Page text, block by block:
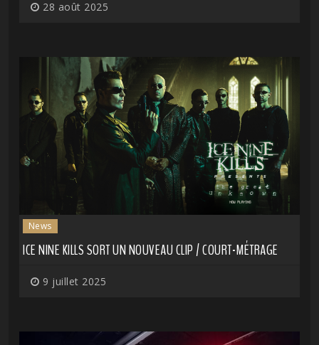
28 août 2025
News
ICE NINE KILLS SORT UN NOUVEAU CLIP / COURT-MÉTRAGE
9 juillet 2025